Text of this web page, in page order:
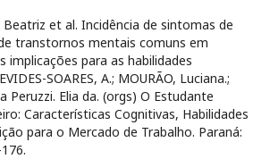
Beatriz et al. Incidência de sintomas de
transtornos mentais comuns em
implicações para as habilidades
SOARES, A.; MOURÃO, Luciana.;
Peruzzi. Elia da. (orgs) O Estudante
Características Cognitivas, Habilidades
para o Mercado de Trabalho. Paraná: